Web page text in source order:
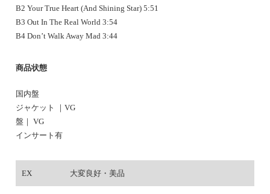
B2 Your True Heart (And Shining Star) 5:51
B3 Out In The Real World 3:54
B4 Don’t Walk Away Mad 3:44
商品状態
国内盤
ジャケット ｜VG
盤｜ VG
インサート有
EX 大変良好・美品